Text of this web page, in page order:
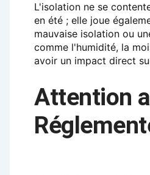
L'isolation ne se
en été ; elle joue
mauvaise isolation ou
comme l'humidité, la
avoir un impact direct
Attention